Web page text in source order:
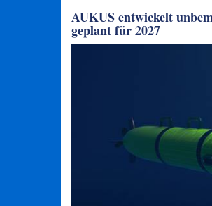
AUKUS entwickelt
geplant für 2027